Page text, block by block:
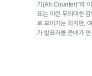
기(Ah Counter)”라
표는 이런 무의미한
로 보이기는 하지만,
가 발표자를 준비가